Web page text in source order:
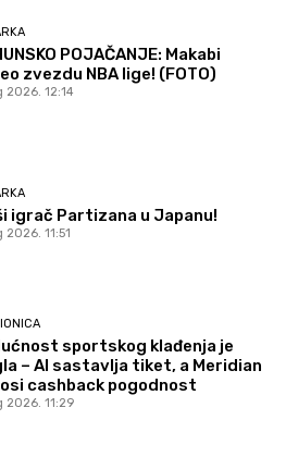
POJAČANJE: Makabi
zvezdu NBA lige! (FOTO)
2026. 12:14
igrač Partizana u Japanu!
2026. 11:51
sportskog klađenja je
– AI sastavlja tiket, a Meridian
cashback pogodnost
2026. 11:29